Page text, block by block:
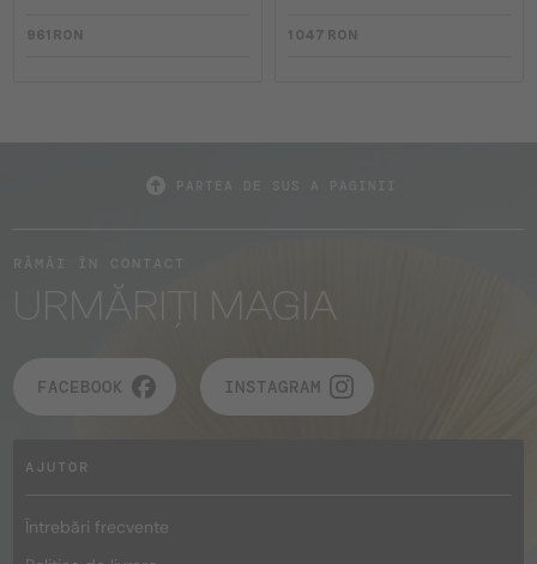
961 RON 1 047 RON
URMĂRIȚI MAGIA
FACEBOOK INSTAGRAM
AJUTOR
Întrebări frecvente